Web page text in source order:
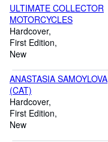
ULTIMATE COLLECTOR
MOTORCYCLES
Hardcover
First Edition
New
ANASTASIA SAMOYLOVA
(CAT)
Hardcover
First Edition
New